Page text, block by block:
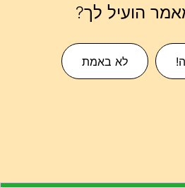
הועיל לך?
לא באמת